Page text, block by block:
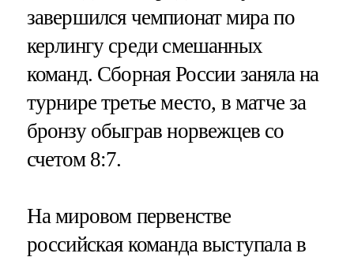
завершился чемпионат мира по
керлингу среди смешанных
команд. Сборная России заняла на
турнире третье место, в матче за
бронзу обыграв норвежцев со
счетом 8:7.
На мировом первенстве
российская команда выступала в